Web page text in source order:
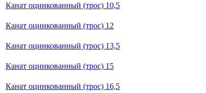
Канат оцинкованный (трос) 10,5
Канат оцинкованный (трос) 12
Канат оцинкованный (трос) 13,5
Канат оцинкованный (трос) 15
Канат оцинкованный (трос) 16,5